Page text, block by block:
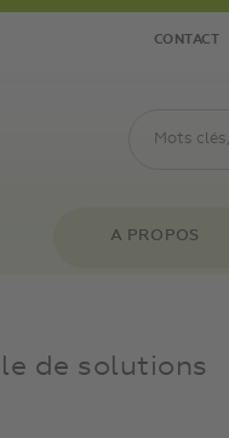
CONTACT
A PROPOS
de solutions